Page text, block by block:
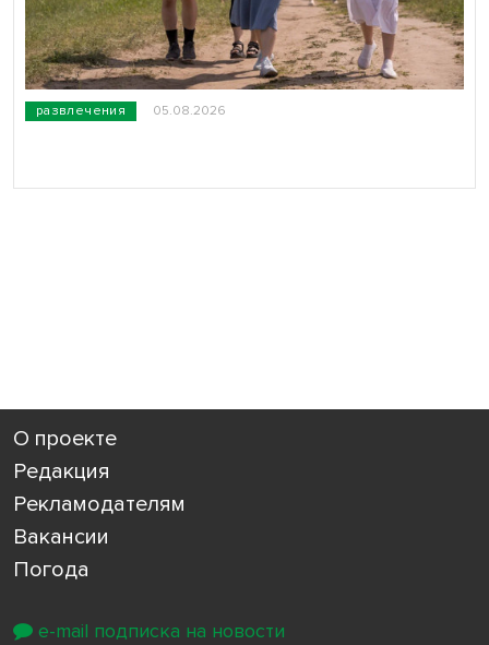
развлечения 05.08.2026
О проекте
Редакция
Рекламодателям
Вакансии
Погода
e-mail подписка на новости